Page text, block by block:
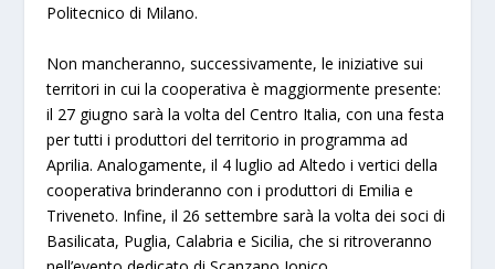
Politecnico di Milano.
Non mancheranno, successivamente, le iniziative sui
territori in cui la cooperativa è maggiormente presente:
il 27 giugno sarà la volta del Centro Italia, con una festa
per tutti i produttori del territorio in programma ad
Aprilia. Analogamente, il 4 luglio ad Altedo i vertici della
cooperativa brinderanno con i produttori di Emilia e
Triveneto. Infine, il 26 settembre sarà la volta dei soci di
Basilicata, Puglia, Calabria e Sicilia, che si ritroveranno